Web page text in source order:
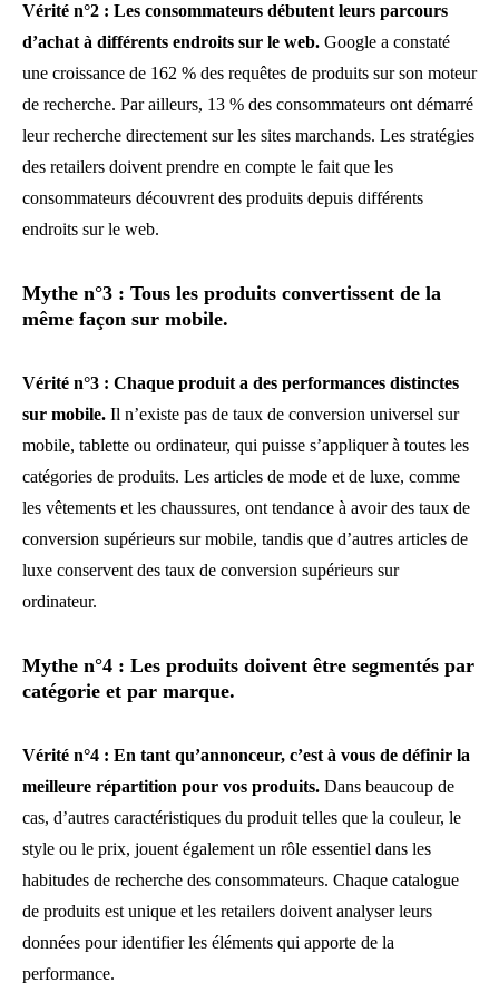
Vérité n°2 : Les consommateurs débutent leurs parcours
d’achat à différents endroits sur le web. Google a constaté
une croissance de 162 % des requêtes de produits sur son moteur
de recherche. Par ailleurs, 13 % des consommateurs ont démarré
leur recherche directement sur les sites marchands. Les stratégies
des retailers doivent prendre en compte le fait que les
consommateurs découvrent des produits depuis différents
endroits sur le web.
Mythe n°3 : Tous les produits convertissent de la
même façon sur mobile.
Vérité n°3 : Chaque produit a des performances distinctes
sur mobile. Il n’existe pas de taux de conversion universel sur
mobile, tablette ou ordinateur, qui puisse s’appliquer à toutes les
catégories de produits. Les articles de mode et de luxe, comme
les vêtements et les chaussures, ont tendance à avoir des taux de
conversion supérieurs sur mobile, tandis que d’autres articles de
luxe conservent des taux de conversion supérieurs sur
ordinateur.
Mythe n°4 : Les produits doivent être segmentés par
catégorie et par marque.
Vérité n°4 : En tant qu’annonceur, c’est à vous de définir la
meilleure répartition pour vos produits. Dans beaucoup de
cas, d’autres caractéristiques du produit telles que la couleur, le
style ou le prix, jouent également un rôle essentiel dans les
habitudes de recherche des consommateurs. Chaque catalogue
de produits est unique et les retailers doivent analyser leurs
données pour identifier les éléments qui apporte de la
performance.